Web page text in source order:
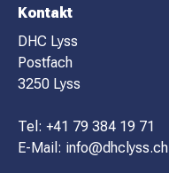
F
O
O
T
E
R
Kontakt
DHC Lyss
Postfach
3250 Lyss
Tel: +41 79 384 19 71
E-Mail: info@dhclyss.ch